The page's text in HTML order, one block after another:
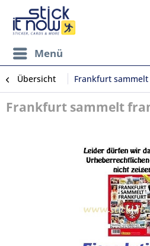
Menü
Übersicht Frankfurt
Frankfurt sammelt